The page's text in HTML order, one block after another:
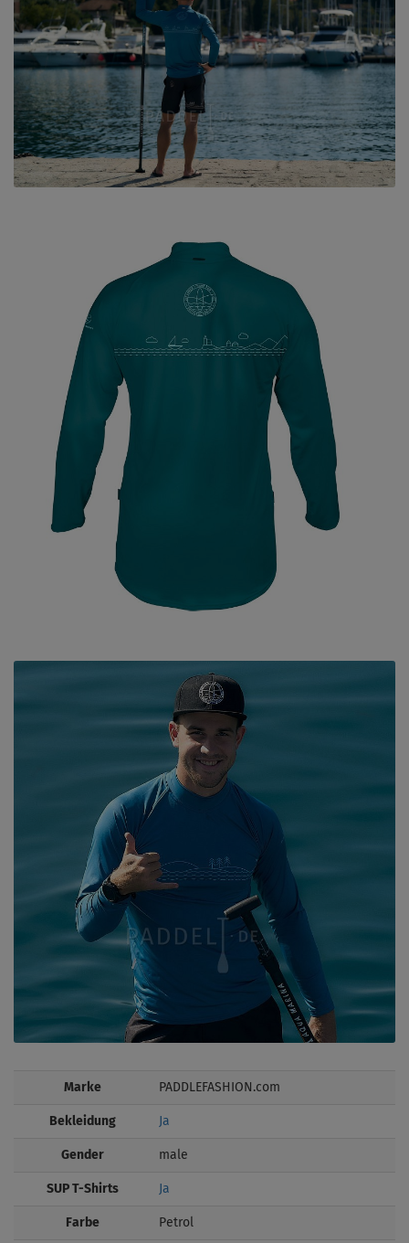
Marke PADDLEFASHION.com
Bekleidung Ja
Gender male
SUP T-Shirts Ja
Farbe Petrol